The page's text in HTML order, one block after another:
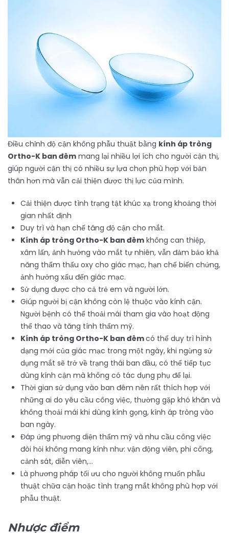
Điều chỉnh độ cận không phẫu thuật bằng kính áp tròng
Ortho-K ban đêm mang lại nhiều lợi ích cho người cận thị,
giúp người cận thị có nhiều sự lựa chọn phù hợp với bản
thân hơn mà vẫn cải thiện được thị lực của mình.
Cải thiện được tình trạng tật khúc xạ trong khoảng thời
gian nhất định
Duy trì và hạn chế tăng độ cận cho mắt.
Kính áp tròng Ortho-K ban đêm không can thiệp,
xâm lấn, ảnh hưởng vào mắt tự nhiên, vẫn đảm bảo khả
năng thẩm thấu oxy cho giác mạc, hạn chế biến chứng,
ảnh hưởng xấu đến giác mạc.
Sử dụng được cho cả trẻ em và người lớn.
Giúp người bị cận không còn lệ thuộc vào kính cận.
Người bệnh có thể thoải mái tham gia vào hoạt động
thể thao và tăng tính thẩm mỹ.
Kính áp tròng Ortho-K ban đêmcó thể duy trì hình
dạng mới của giác mạc trong một ngày, khi ngừng sử
dụng mắt sẽ trở về trạng thái ban đầu, có thể tiếp tục
dùng kính cận mà không có tác dụng phụ để lại.
Thời gian sử dụng vào ban đêm nên rất thích hợp với
những ai do yêu cầu công việc, thường gặp khó khăn và
không thoải mái khi dùng kính gọng, kính áp tròng vào
ban ngày.
Đáp ứng phương diện thẩm mỹ và nhu cầu công việc
đòi hỏi không mang kính như: vận động viên, phi công,
cảnh sát, diễn viên,…
Là phương pháp tối ưu cho người không muốn phẫu
thuật chữa cận hoặc tình trạng mắt không phù hợp với
phẫu thuật.
Nhược điểm